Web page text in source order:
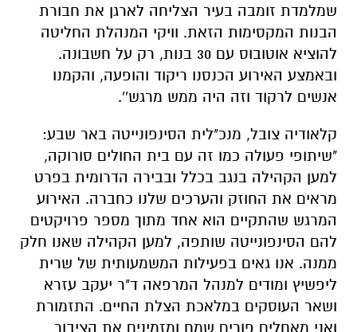
שמלמדת זומבה בעיר הצליחה לארגן את חבורת
הבנות המקסימות הזאת. וויקי המנהלת החליטה
להוציא אוטובוס עם 30 בנות, רק על חשבונה.
ובאמצע האירוע הכנסנו ריקוד והופעה, והקמנו
אנשים לרקוד וזה היה ממש מרגש''.
קלאודיה צובל, מנכ"לית הסינפונייטה באר שבע:
"שיתופי פעולה כמו זה עם בית החולים סורוקה,
למען הקהילה בנגב בכלל ובבירה הדרומית בפרט
מראים את החוזק והערכים שלנו כחברה. האירוע
המרגש שהתקיים הוא אחד מתוך מספר פרויקטים
להם הסינפונייטה שותפה, למען הקהילה שאנו חלק
ממנה. אנו גאים בפעילות המשמעותית של שרית
ליפשיץ ומודים למנהל המרפאה ד"ר יעקב עזרא
ושאר העוסקים במלאכת הצלת החיים. התזמורת
ואני מאחלים פורים שמח ומזמינים את הציבור